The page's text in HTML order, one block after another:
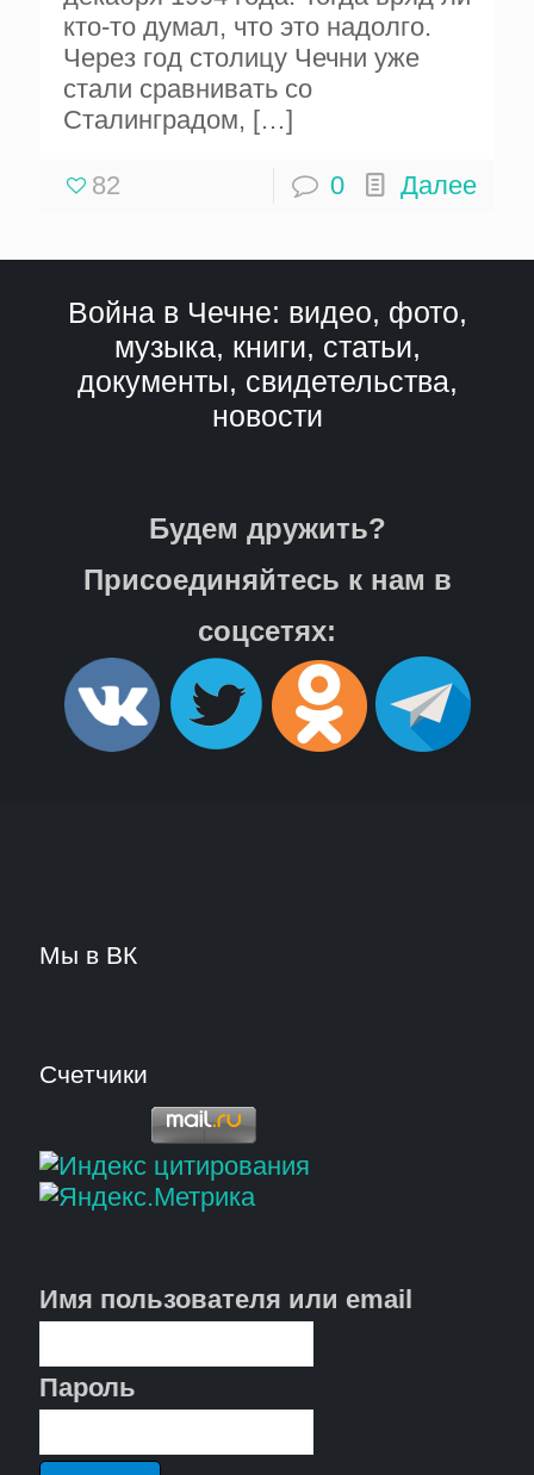
кто-то думал, что это надолго.
Через год столицу Чечни уже
стали сравнивать со
Сталинградом, […]
82 0 Далее
Война в Чечне: видео, фото,
музыка, книги, статьи,
документы, свидетельства,
новости
Будем дружить?
Присоединяйтесь к нам в
соцсетях:
Мы в ВК
Счетчики
Имя пользователя или email
Пароль